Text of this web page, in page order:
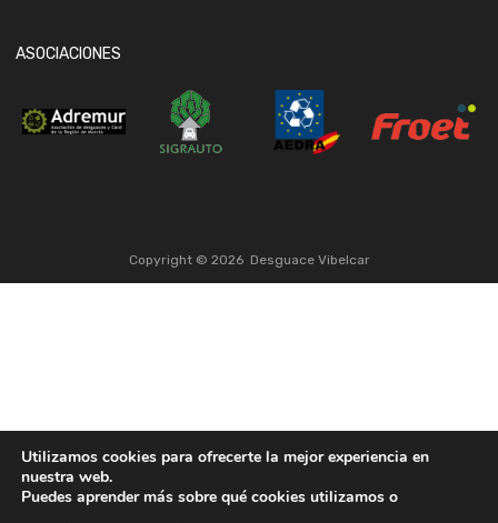
ASOCIACIONES
Copyright © 2026 Desguace Vibelcar
Utilizamos cookies para ofrecerte la mejor experiencia en
nuestra web.
Puedes aprender más sobre qué cookies utilizamos o